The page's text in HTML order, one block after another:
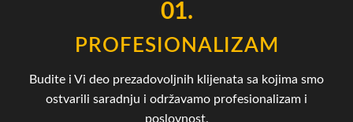
01.
PROFESIONALIZAM
Budite i Vi deo prezadovoljnih klijenata sa kojima smo
ostvarili saradnju i održavamo profesionalizam i
poslovnost.